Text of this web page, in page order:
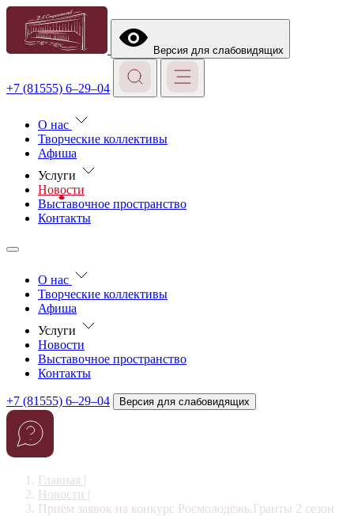
Версия для слабовидящих
+7 (81555) 6–29–04
О нас
Творческие коллективы
Афиша
Услуги
Новости
Выставочное пространство
Контакты
О нас
Творческие коллективы
Афиша
Услуги
Новости
Выставочное пространство
Контакты
+7 (81555) 6–29–04 Версия для слабовидящих
Главная |
Новости |
Приём заявок на конкурс Росмолодёжь.Гранты 2 сезон